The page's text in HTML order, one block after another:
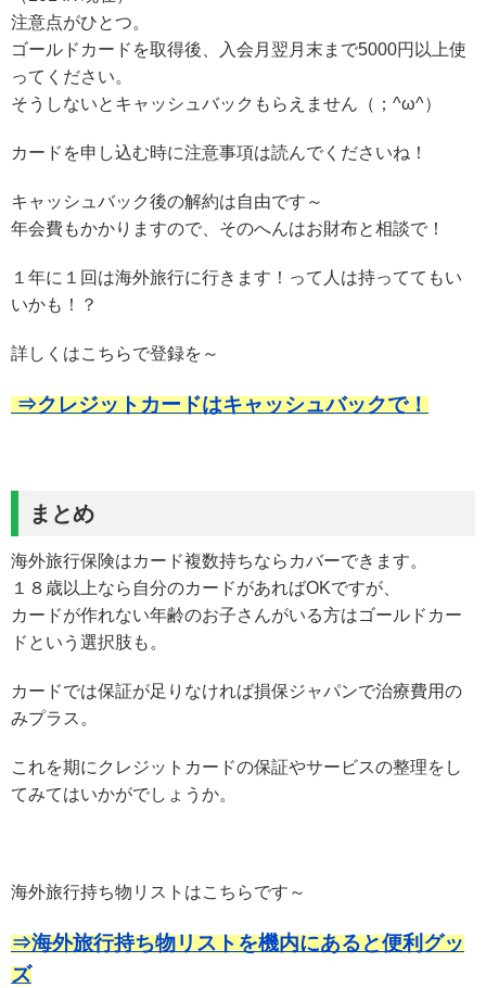
注意点がひとつ。
ゴールドカードを取得後、入会月翌月末まで5000円以上使
ってください。
そうしないとキャッシュバックもらえません（；^ω^）
カードを申し込む時に注意事項は読んでくださいね！
キャッシュバック後の解約は自由です～
年会費もかかりますので、そのへんはお財布と相談で！
１年に１回は海外旅行に行きます！って人は持っててもい
いかも！？
詳しくはこちらで登録を～
⇒クレジットカードはキャッシュバックで！
まとめ
海外旅行保険はカード複数持ちならカバーできます。
１８歳以上なら自分のカードがあればOKですが、
カードが作れない年齢のお子さんがいる方はゴールドカー
ドという選択肢も。
カードでは保証が足りなければ損保ジャパンで治療費用の
みプラス。
これを期にクレジットカードの保証やサービスの整理をし
てみてはいかがでしょうか。
海外旅行持ち物リストはこちらです～
⇒海外旅行持ち物リストを機内にあると便利グッ
ズ